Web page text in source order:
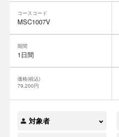
コースコード
MSC1007V
期間
1日間
価格(税込)
79,200円
対象者